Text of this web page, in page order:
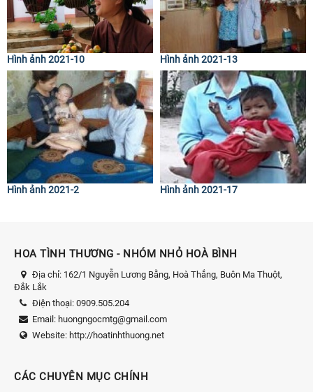
Hình ảnh 2021-10 Hình ảnh 2021-13
Hình ảnh 2021-2 Hình ảnh 2021-17
HOA TÌNH THƯƠNG - NHÓM NHỎ HOÀ BÌNH
Địa chỉ: 162/1 Nguyễn Lương Bằng, Hoà Thắng, Buôn Ma Thuột,
Đắk Lắk
Điện thoại: 0909.505.204
Email: huongngocmtg@gmail.com
Website: http://hoatinhthuong.net
CÁC CHUYÊN MỤC CHÍNH